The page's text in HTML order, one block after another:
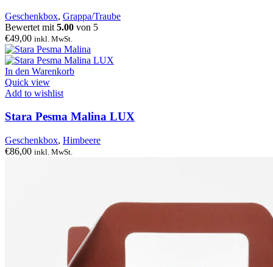
Geschenkbox, Grappa/Traube
Bewertet mit 5.00 von 5
€49,00 inkl. MwSt.
In den Warenkorb
Quick view
Add to wishlist
Stara Pesma Malina LUX
Geschenkbox, Himbeere
€86,00 inkl. MwSt.